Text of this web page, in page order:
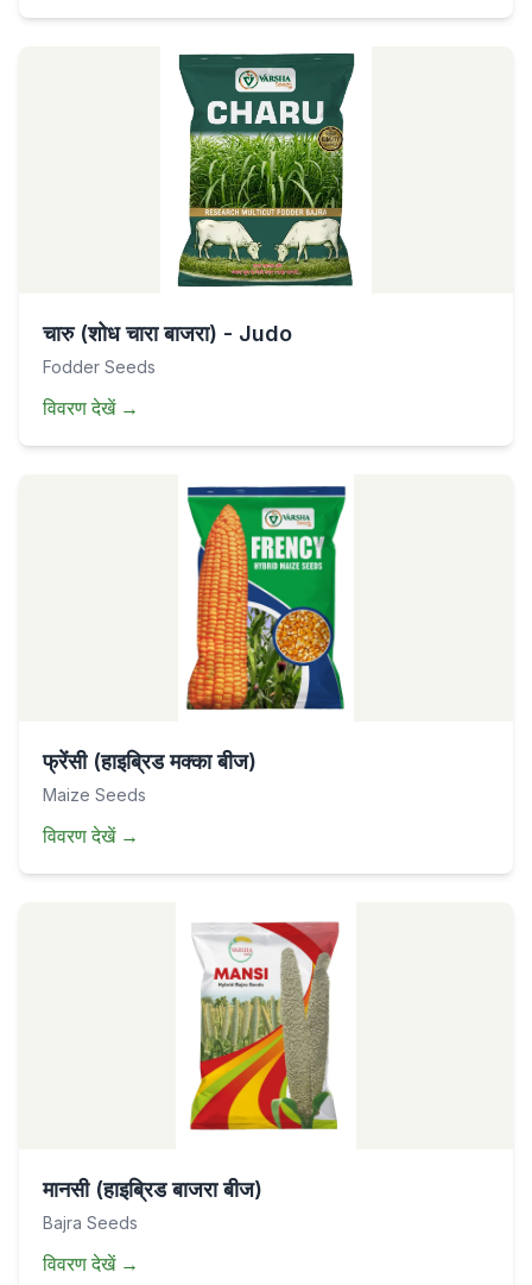
चारु (शोध चारा बाजरा) - Judo
Fodder Seeds
विवरण देखें→
फ्रेंसी (हाइब्रिड मक्का बीज)
Maize Seeds
विवरण देखें→
मानसी (हाइब्रिड बाजरा बीज)
Bajra Seeds
विवरण देखें→